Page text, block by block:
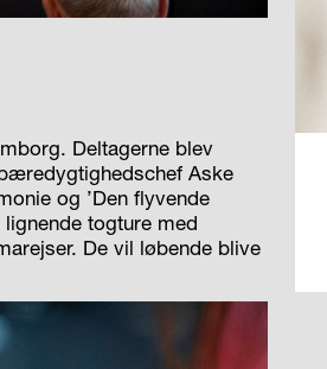
Deltagerne blev
Aske
og ’Den flyvende
togture med
De vil løbende blive